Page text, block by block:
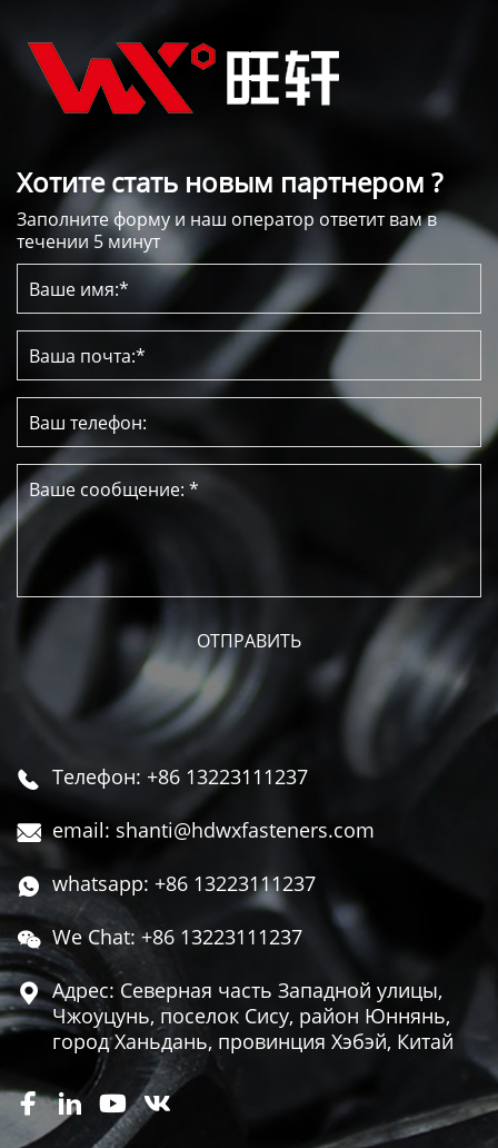
Хотите стать новым партнером ?
Заполните форму и наш оператор ответит вам в
течении 5 минут
 Телефон: +86 13223111237
 email: shanti@hdwxfasteners.com
 whatsapp: +86 13223111237
 We Chat: +86 13223111237
 Адрес: Северная часть Западной улицы,
Чжоуцунь, поселок Сису, район Юннянь,
город Ханьдань, провинция Хэбэй, Китай
   